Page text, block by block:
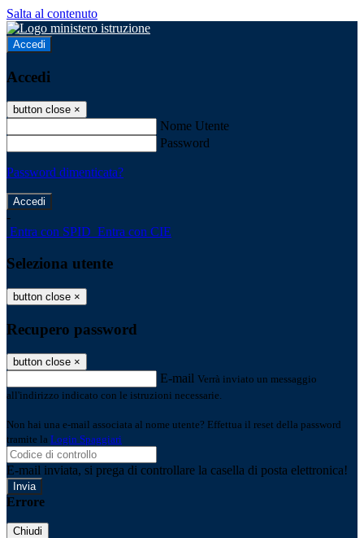
Salta al contenuto
Accedi
Accedi
button close ×
Nome Utente
Password
Password dimenticata?
-
Entra con SPID Entra con CIE
Seleziona utente
button close ×
Recupero password
button close ×
E-mail Verrà inviato un messaggio
all'indirizzo indicato con le istruzioni necessarie.
Non hai una e-mail associata al nome utente? Effettua il reset della password
tramite la Login Spaggiari
E-mail inviata, si prega di controllare la casella di posta elettronica!
Errore
Chiudi